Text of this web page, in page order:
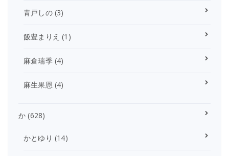
青戸しの(3)
飯豊まりえ (1)
麻倉瑞季(4)
麻生果恩 (4)
か (628)
かとゆり (14)